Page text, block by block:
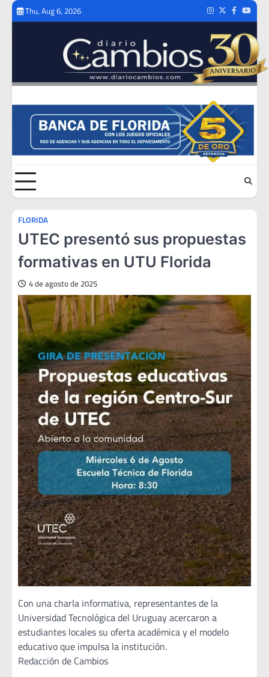
Skip
Thu, Aug 6, 2026 Instagram
TwitterFacebook
FLORIDA
UTEC presentó sus propuestas
formativas en UTU Florida
4 de agosto de 2025
Con una charla informativa, representantes de la
Universidad Tecnológica del Uruguay acercaron a
estudiantes locales su oferta académica y el modelo
educativo que impulsa la institución.
Redacción de Cambios